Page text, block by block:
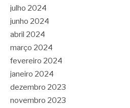
julho 2024
junho 2024
abril 2024
março 2024
fevereiro 2024
janeiro 2024
dezembro 2023
novembro 2023